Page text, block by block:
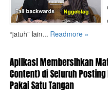
“jatuh” lain... Readmore »
Aplikasi Membersihkan
Content) di Seluruh
Pakai Satu Tangan